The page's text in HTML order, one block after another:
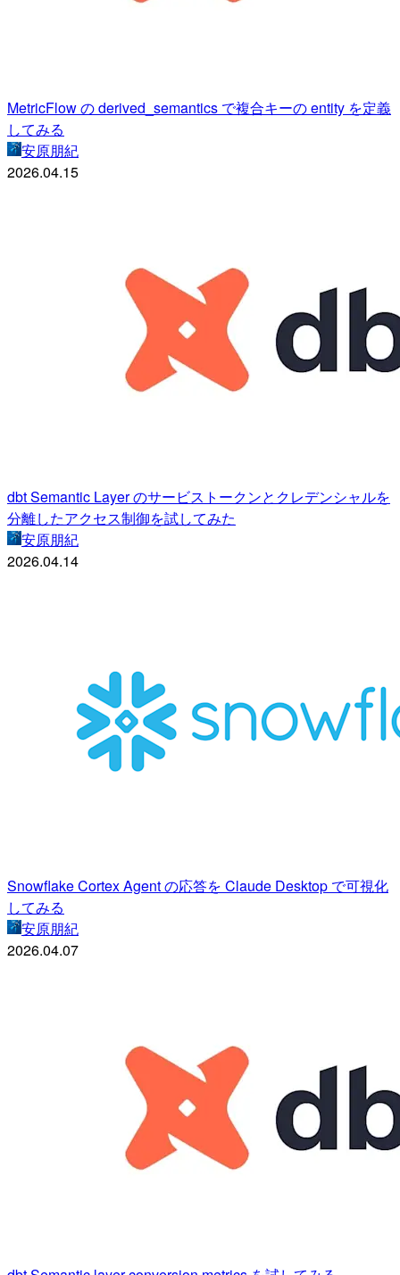
MetricFlow の derived_semantics で複合キーの entity を定義
してみる
安原朋紀
2026.04.15
dbt Semantic Layer のサービストークンとクレデンシャルを
分離したアクセス制御を試してみた
安原朋紀
2026.04.14
Snowflake Cortex Agent の応答を Claude Desktop で可視化
してみる
安原朋紀
2026.04.07